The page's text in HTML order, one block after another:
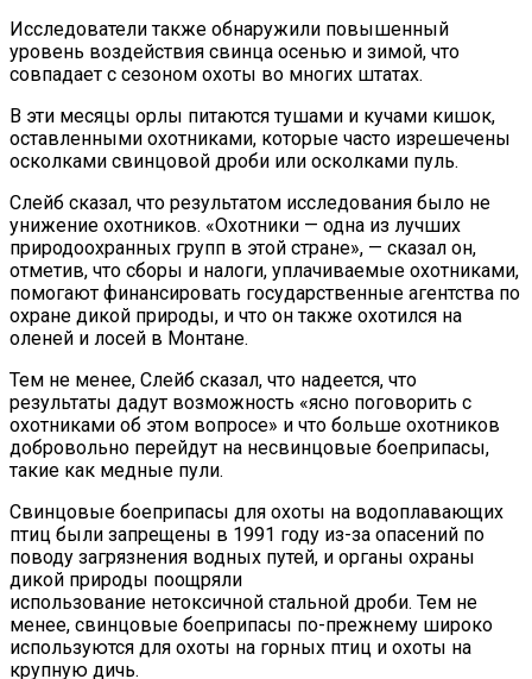
Исследователи также обнаружили повышенный
уровень воздействия свинца осенью и зимой, что
совпадает с сезоном охоты во многих штатах.
В эти месяцы орлы питаются тушами и кучами кишок,
оставленными охотниками, которые часто изрешечены
осколками свинцовой дроби или осколками пуль.
Слейб сказал, что результатом исследования было не
унижение охотников. «Охотники — одна из лучших
природоохранных групп в этой стране», — сказал он,
отметив, что сборы и налоги, уплачиваемые охотниками,
помогают финансировать государственные агентства по
охране дикой природы, и что он также охотился на
оленей и лосей в Монтане.
Тем не менее, Слейб сказал, что надеется, что
результаты дадут возможность «ясно поговорить с
охотниками об этом вопросе» и что больше охотников
добровольно перейдут на несвинцовые боеприпасы,
такие как медные пули.
Свинцовые боеприпасы для охоты на водоплавающих
птиц были запрещены в 1991 году из-за опасений по
поводу загрязнения водных путей, и органы охраны
дикой природы поощряли
использование нетоксичной стальной дроби. Тем не
менее, свинцовые боеприпасы по-прежнему широко
используются для охоты на горных птиц и охоты на
крупную дичь.